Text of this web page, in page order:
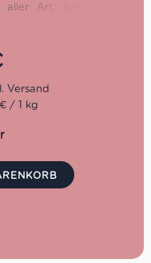
aller Art. Eine ganz
ist Fiasconaro auch
auch wegen dieser
/ 1 kg